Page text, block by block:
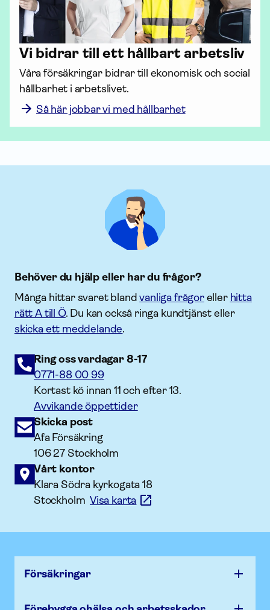
Vi bidrar till ett hållbart arbetsliv
Våra försäk­ringar bidrar till ekonomisk och social
hållbarhet i arbetslivet.
Så här jobbar vi med hållbarhet
Behöver du hjälp eller har du frågor?
Många hittar svaret blandvanliga frågoreller hitta
rätt A till Ö. Du kan också ringa kundtjänst eller
skicka ett meddelande.
Ring oss vardagar 8-17
0771-88 00 99
Kortast kö innan 11 och efter 13.
Avvikande öppettider
Skicka post
Afa Försäkring
106 27 Stockholm
Vårt kontor
Klara Södra kyrkogata 18
StockholmVisa karta
Försäk­ringar